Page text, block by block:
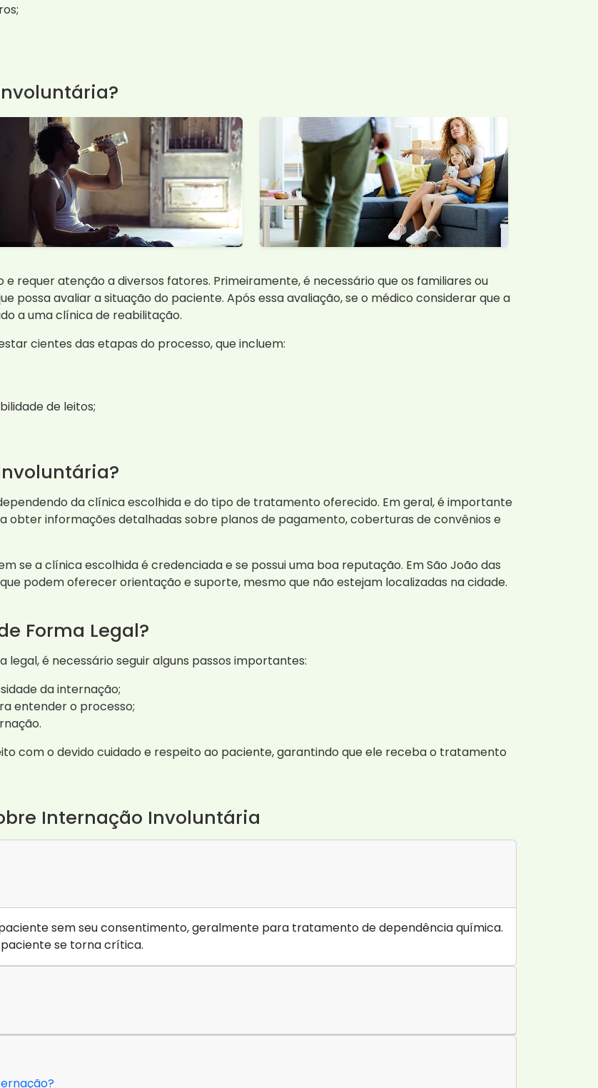
requer atenção a diversos fatores. Primeiramente, é necessário que os familiares ou
possa avaliar a situação do paciente. Após essa avaliação, se o médico considerar que a
a uma clínica de reabilitação.
cientes das etapas do processo, que incluem:
de leitos;
da clínica escolhida e do tipo de tratamento oferecido. Em geral, é importante
obter informações detalhadas sobre planos de pagamento, coberturas de convênios e
se a clínica escolhida é credenciada e se possui uma boa reputação. Em São João das
podem oferecer orientação e suporte, mesmo que não estejam localizadas na cidade.
Forma Legal?
é necessário seguir alguns passos importantes:
da internação;
entender o processo;
com o devido cuidado e respeito ao paciente, garantindo que ele receba o tratamento
Internação Involuntária
sem seu consentimento, geralmente para tratamento de dependência química.
paciente se torna crítica.